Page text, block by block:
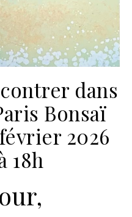
dans
Bonsaï
2026
18h